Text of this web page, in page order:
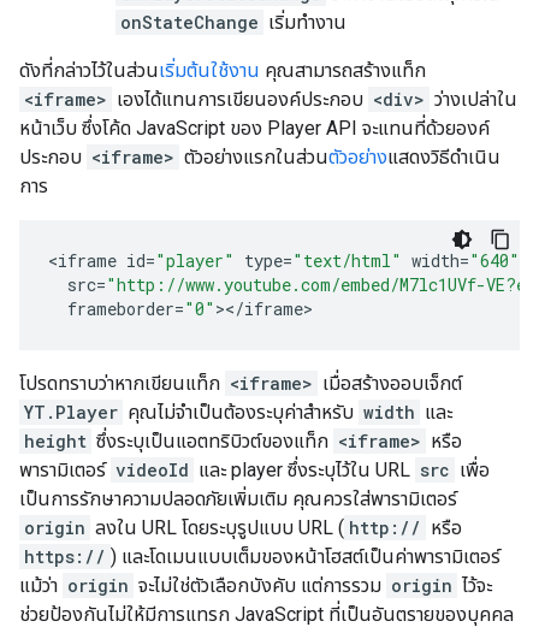
onStateChange เริ่มทํางาน
ดังที่กล่าวไว้ในส่วนเริ่มต้นใช้งาน คุณสามารถสร้างแท็ก
<iframe> เองได้แทนการเขียนองค์ประกอบ <div> ว่างเปล่าใน
หน้าเว็บ ซึ่งโค้ด JavaScript ของ Player API จะแทนที่ด้วยองค์
ประกอบ <iframe> ตัวอย่างแรกในส่วนตัวอย่างแสดงวิธีดำเนิน
การ
<iframe id="player" type="text/html" width="640"
src="http://www.youtube.com/embed/M7lc1UVf-
frameborder="0" ></iframe>
โปรดทราบว่าหากเขียนแท็ก <iframe> เมื่อสร้างออบเจ็กต์
YT.Player คุณไม่จําเป็นต้องระบุค่าสําหรับ width และ
height ซึ่งระบุเป็นแอตทริบิวต์ของแท็ก <iframe> หรือ
พารามิเตอร์ videoId และ player ซึ่งระบุไว้ใน URL src เพื่อ
เป็นการรักษาความปลอดภัยเพิ่มเติม คุณควรใส่พารามิเตอร์
origin ลงใน URL โดยระบุรูปแบบ URL ( http:// หรือ
https:// ) และโดเมนแบบเต็มของหน้าโฮสต์เป็นค่าพารามิเตอร์
แม้ว่า origin จะไม่ใช่ตัวเลือกบังคับ แต่การรวม origin ไว้จะ
ช่วยป้องกันไม่ให้มีการแทรก JavaScript ที่เป็นอันตรายของบุคคล